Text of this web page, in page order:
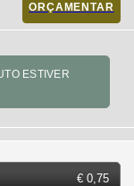
ORÇAMENTAR
€ 0,75